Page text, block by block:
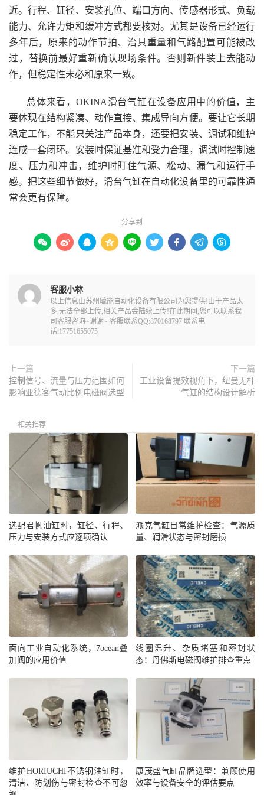
近。行程、缸径、安装孔位、端口方向、传感器形式、负载
能力、允许力矩和缓冲方式都要核对。尤其是设备已经运行
多年后，原来的动作节拍、治具重量和气路配置可能被改
过，替换前最好重新确认现场条件。否则新件装上去能动
作，但稳定性未必和原来一致。
总体来看，OKINA滑台气缸在设备应用中的价值，主
要体现在结构紧凑、动作直接、集成导向方便。要让它长期
稳定工作，不能只关注产品本身，还要把安装、调试和维护
连成一套闭环。安装时保证基准和受力合理，调试时控制速
度、压力和冲击，维护时盯住气源、松动、漏气和运行手
感。把这些细节做好，滑台气缸在自动化设备里的可靠性通
常会更有保障。
分享到
        
客服小林
以上信息由苏州毓能自动化设备有限公司为您提供!由于产品太
多,无法全部上传,相关产品会陆续上传!在此期间,您可以联系我
司客服咨询~谢谢~ 客服联系QQ:870168797 联系电
话:17751655075
上一篇
控制信号、流量与压力范围如何
影响亚德客气动比例电磁阀选型
下一篇
工业设备提效视角下，纽曼无杆
气缸的结构设计解析
相关推荐
选配君帆油缸时，缸径、行程、
压力与安装方式应逐项确认
派克气缸日常维护检查：气源质
量、润滑状态与密封磨损
面向工业自动化系统，7ocean叠
加阀的应用价值
线圈温升、杂质堵塞和密封状
态：丹佛斯电磁阀维护排查重点
维护HORIUCHI不锈钢油缸时，
清洁、防划伤与密封检查不可忽
康茂盛气缸品牌选型：兼顾使用
效率与设备安全的评估要点